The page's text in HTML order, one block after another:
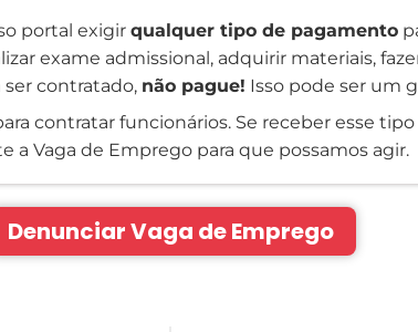
portal exigirqualquer tipo de pagamento
exame admissional, adquirir materiais,
contratado, não pague! Isso pode ser um
contratar funcionários. Se receber esse
Vaga de Emprego para que possamos agir.
Denunciar Vaga de Emprego